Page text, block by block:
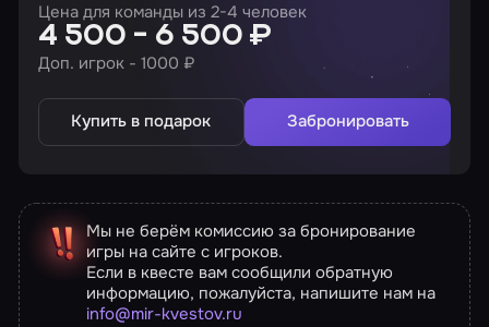
Цена для команды из 2-4 человек
4 500 - 6 500 ₽
Доп. игрок - 1000 ₽
Купить в подарок Забронировать
Мы не берём комиссию за бронирование
игры на сайте с игроков.
Если в квесте вам сообщили обратную
информацию, пожалуйста, напишите нам на
info@mir-kvestov.ru